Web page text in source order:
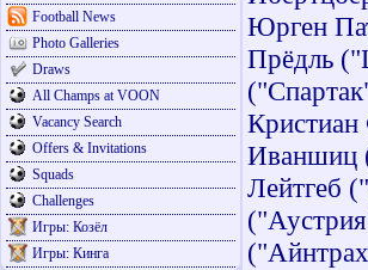
Football News
Photo Galleries
Draws
All Champs at VOON
Vacancy Search
Offers & Invitations
Squads
Challenges
Игры: Козёл
Игры: Кинга
Юрген
Прёдль
Иваншиц
Лейтгеб